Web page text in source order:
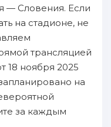
— Словения. Если
на стадионе, не
трансляцией
18 ноября 2025
на
за каждым